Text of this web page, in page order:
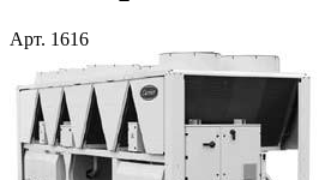
Арт. 1616